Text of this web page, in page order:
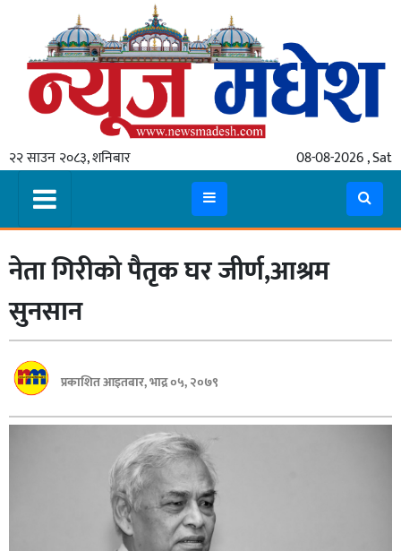
२२ साउन २०८३, शनिबार 08-08-2026 , Sat
गृहपृष्ठ
स्थानीय
प्रदेश
मधेश
प्रदेश
लुम्बिनी
गण्डकी
बागमती
नेता गिरीको पैतृक घर जीर्ण,आश्रम
सुनसान
प्रकाशित आइतबार, भाद्र ०५, २०७९